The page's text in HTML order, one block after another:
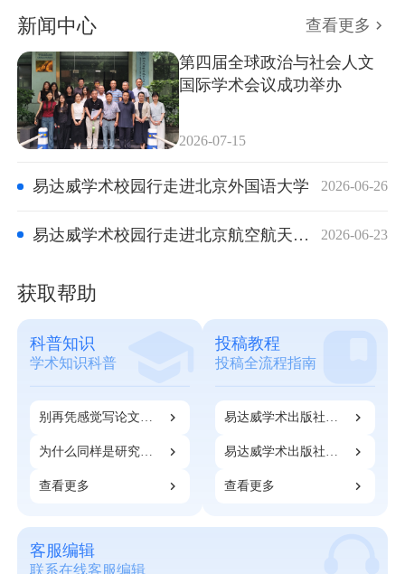
新闻中心 查看更多
第四届全球政治与社会人文
国际学术会议成功举办
2026-07-15
易达威学术校园行走进北京外国语大学 2026-06-26
易达威学术校园行走进北京航空航天大学 2026-06-23
获取帮助
科普知识
学术知识科普
别再凭感觉写论文
的成果，都死在第一
为什么同样是研究
开始发表论文？
查看更多
投稿教程
投稿全流程指南
易达威学术出版社：
易达威学术出版社：
查看更多
客服编辑
联系在线客服编辑